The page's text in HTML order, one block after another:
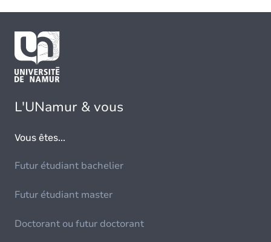
L'UNamur & vous
Vous êtes...
Futur étudiant bachelier
Futur étudiant master
Doctorant ou futur doctorant